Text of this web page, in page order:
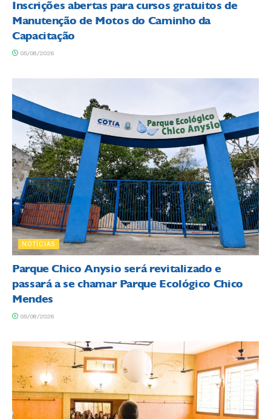
Inscrições abertas para cursos gratuitos de
Manutenção de Motos do Caminho da
Capacitação
05/08/2026
NOTÍCIAS
Parque Chico Anysio será revitalizado e
passará a se chamar Parque Ecológico Chico
Mendes
05/08/2026